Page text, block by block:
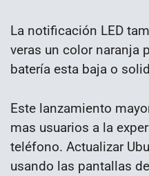
La notificación LED
veras un color naranja
batería esta baja o
Este lanzamiento
mas usuarios a la
teléfono. Actualizar
usando las pantallas